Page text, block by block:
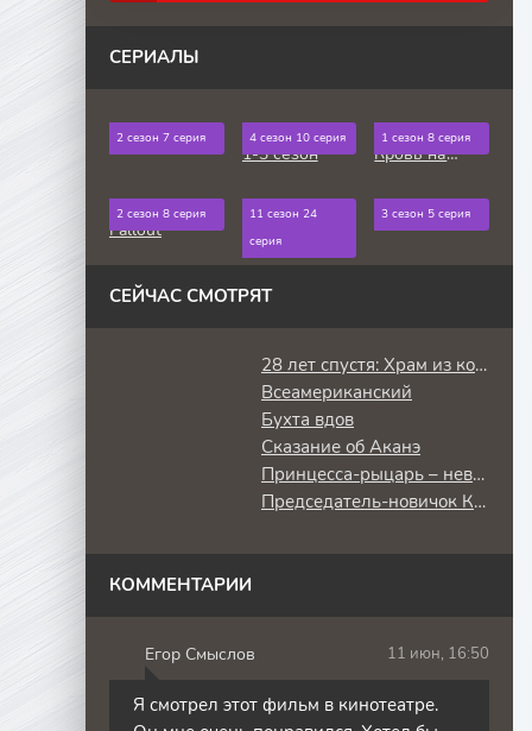
СЕРИАЛЫ
2 сезон 7 серия
Одни из нас 4 сезон 10 серия
Извне / From
1-3 сезон
1 сезон 8 серия
Слово пацана.
Кровь на
2 сезон 8 серия
Фоллаут |
Fallout
11 сезон 24
серия
Ходячие
3 сезон 5 серия
Укрытие / Silo
СЕЙЧАС СМОТРЯТ
28 лет спустя: Храм из костей
Всеамериканский
Бухта вдов
Сказание об Аканэ
Принцесса-рыцарь – невеста варвара
Председатель-новичок Кан
КОММЕНТАРИИ
Егор Смыслов 11 июн, 16:50
Я смотрел этот фильм в кинотеатре.